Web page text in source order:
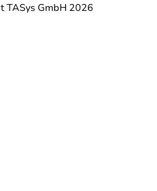
TASys GmbH 2026